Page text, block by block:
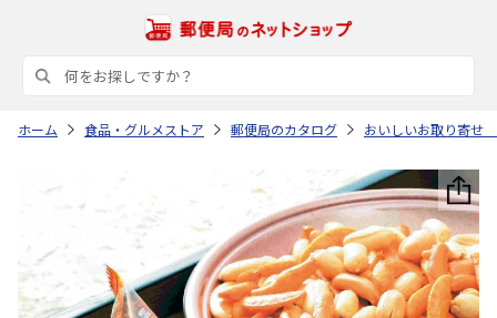
ホーム 食品・グルメストア 郵便局のカタログ おいしいお取り寄せ